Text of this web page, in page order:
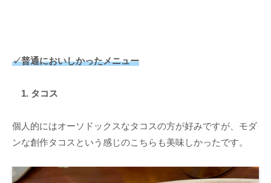
✓普通においしかったメニュー
1. タコス
個人的にはオーソドックスなタコスの方が好みですが、モダ
ンな創作タコスという感じのこちらも美味しかったです。